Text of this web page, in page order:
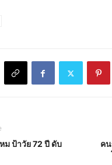
ม ​ป้าวัย 72 ปี ​ดับ
ค